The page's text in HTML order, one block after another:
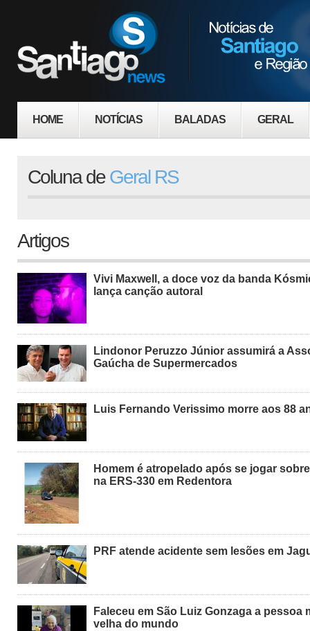
HOME NOTÍCIAS BALADAS GERAL
Coluna deGeral RS
Artigos
Vivi Maxwell, a doce voz da banda
lança canção autoral
Lindonor Peruzzo Júnior assumirá a
Gaúcha de Supermercados
Luis Fernando Verissimo morre aos 88
Homem é atropelado após se jogar
na ERS-330 em Redentora
PRF atende acidente sem lesões em
Faleceu em São Luiz Gonzaga a pessoa
velha do mundo